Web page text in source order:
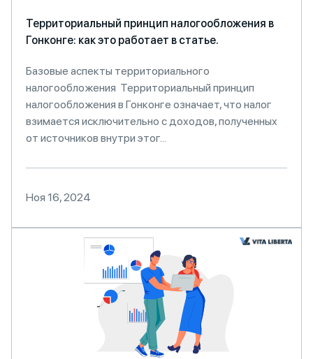
Территориальный принцип налогообложения в
Гонконге: как это работает в статье.
Базовые аспекты территориального
налогообложения Территориальный принцип
налогообложения в Гонконге означает, что налог
взимается исключительно с доходов, полученных
от источников внутри этог...
Ноя 16, 2024